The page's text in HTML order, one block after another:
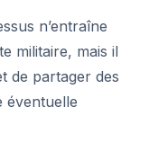
n’entraîne
militaire, mais il
de partager des
éventuelle